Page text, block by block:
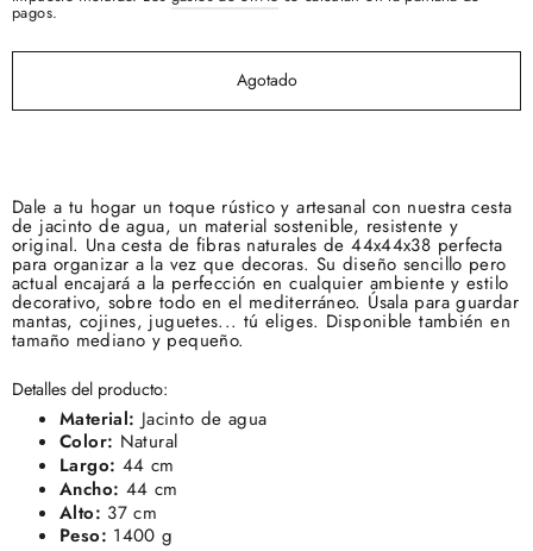
pagos.
Agotado
Dale a tu hogar un toque rústico y artesanal con nuestra cesta
de jacinto de agua, un material sostenible, resistente y
original. Una cesta de fibras naturales de 44x44x38 perfecta
para organizar a la vez que decoras. Su diseño sencillo pero
actual encajará a la perfección en cualquier ambiente y estilo
decorativo, sobre todo en el mediterráneo. Úsala para guardar
mantas, cojines, juguetes... tú eliges. Disponible también en
tamaño mediano y pequeño.
Detalles del producto:
Material: Jacinto de agua
Color: Natural
Largo: 44 cm
Ancho: 44 cm
Alto: 37 cm
Peso: 1400 g